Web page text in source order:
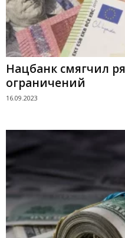
Нацбанк смягчил
ограничений
16.09.2023